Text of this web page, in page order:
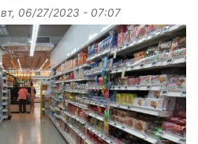
вт, 06/27/2023 - 07:07